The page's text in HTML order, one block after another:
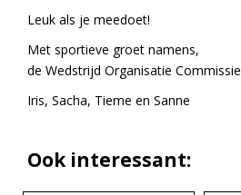
Leuk als je meedoet!
Met sportieve groet namens,
de Wedstrijd Organisatie Commissie
Iris, Sacha, Tieme en Sanne
Ook interessant: